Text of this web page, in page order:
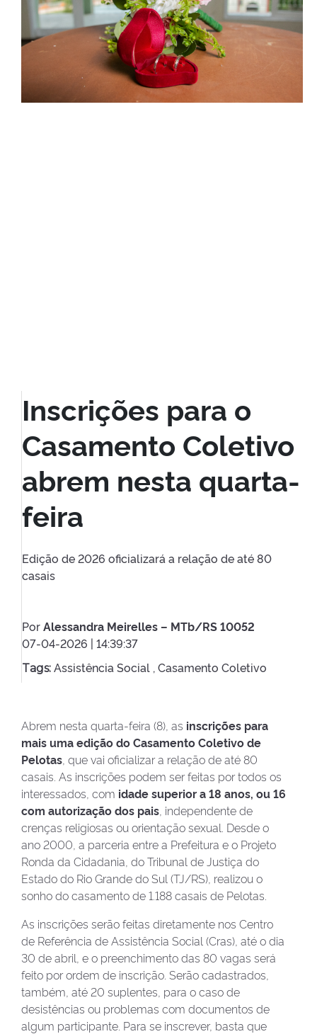
Inscrições para o
Casamento Coletivo
abrem nesta quarta-
feira
Edição de 2026 oficializará a relação de até 80
casais
PorAlessandra Meirelles – MTb/RS 10052
07-04-2026 | 14:39:37
Tags: Assistência Social , Casamento Coletivo
Abrem nesta quarta-feira (8), as inscrições para
mais uma edição do Casamento Coletivo de
Pelotas , que vai oficializar a relação de até 80
casais. As inscrições podem ser feitas por todos os
interessados, com idade superior a 18 anos, ou 16
com autorização dos pais , independente de
crenças religiosas ou orientação sexual. Desde o
ano 2000, a parceria entre a Prefeitura e o Projeto
Ronda da Cidadania, do Tribunal de Justiça do
Estado do Rio Grande do Sul (TJ/RS), realizou o
sonho do casamento de 1.188 casais de Pelotas.
As inscrições serão feitas diretamente nos Centro
de Referência de Assistência Social (Cras), até o dia
30 de abril, e o preenchimento das 80 vagas será
feito por ordem de inscrição. Serão cadastrados,
também, até 20 suplentes, para o caso de
desistências ou problemas com documentos de
algum participante. Para se inscrever, basta que